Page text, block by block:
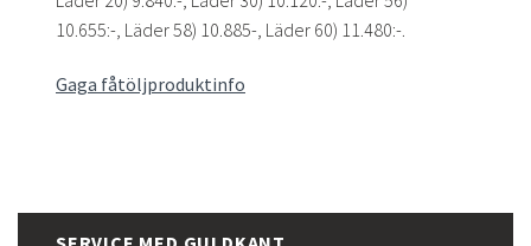
10.655:-, Läder 58) 10.885-, Läder 60) 11.480:-.
Gaga fåtöljproduktinfo